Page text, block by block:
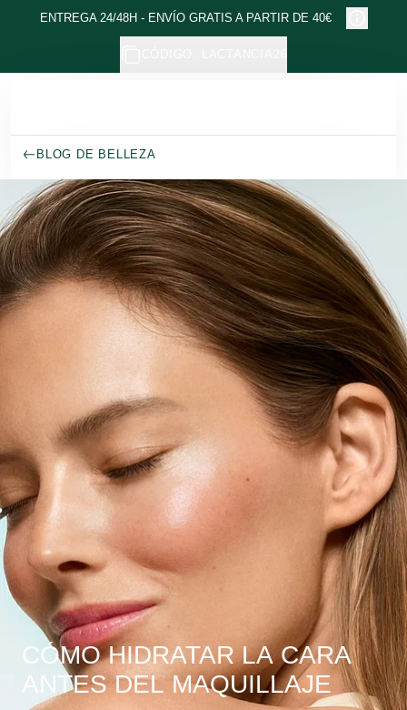
Ir al contenido principal
ENTREGA 24/48H - ENVÍO GRATIS A PARTIR DE 40€
BLOG DE BELLEZA
CÓMO HIDRATAR LA CARA
ANTES DEL MAQUILLAJE